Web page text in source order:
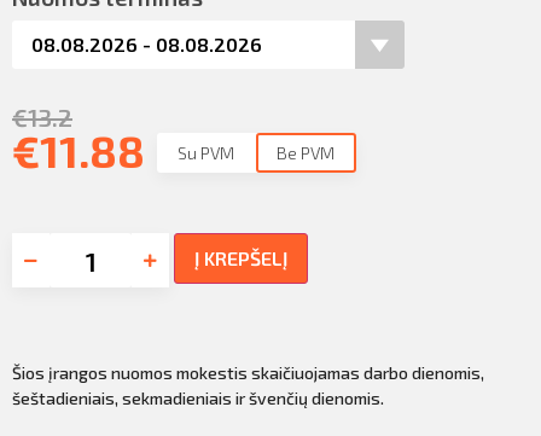
€13.2
€11.88 Su PVM Be PVM
Į KREPŠELĮ
Šios įrangos nuomos mokestis skaičiuojamas darbo dienomis,
šeštadieniais, sekmadieniais ir švenčių dienomis.